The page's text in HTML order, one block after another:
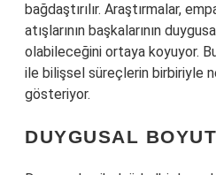
bağdaştırılır. Araştırmalar,
atışlarının başkalarının
olabileceğini ortaya koyuyor.
ile bilişsel süreçlerin birbiriyle
gösteriyor.
DUYGUSAL